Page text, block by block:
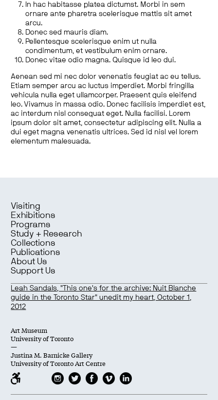
In hac habitasse platea dictumst. Morbi in sem
ornare ante pharetra scelerisque mattis sit amet
arcu.
Donec sed mauris diam.
Pellentesque scelerisque enim ut nulla
condimentum, et vestibulum enim ornare.
Donec vitae odio magna. Quisque id leo dui.
Aenean sed mi nec dolor venenatis feugiat ac eu tellus.
Etiam semper arcu ac luctus imperdiet. Morbi fringilla
vehicula nulla eget ullamcorper. Praesent quis eleifend
leo. Vivamus in massa odio. Donec facilisis imperdiet est,
ac interdum nisl consequat eget. Nulla facilisi. Lorem
ipsum dolor sit amet, consectetur adipiscing elit. Nulla a
dui eget magna venenatis ultrices. Sed id nisl vel lorem
elementum malesuada.
Visiting
Exhibitions
Programs
Study + Research
Collections
Publications
About Us
Support Us
Leah Sandals, "This one's for the archive: Nuit Blanche
guide in the Toronto Star" unedit my heart, October 1,
2012
Art Museum
University of Toronto
—
Justina M. Barnicke Gallery
University of Toronto Art Centre